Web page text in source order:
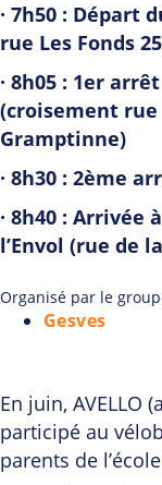
· 7h50 : Départ
rue Les Fonds
· 8h05 : 1er
(croisement rue
Gramptinne)
· 8h30 : 2ème
· 8h40 : Arrivée
l’Envol (rue de
Organisé par le
Gesves
En juin, AVELLO
participé au
parents de